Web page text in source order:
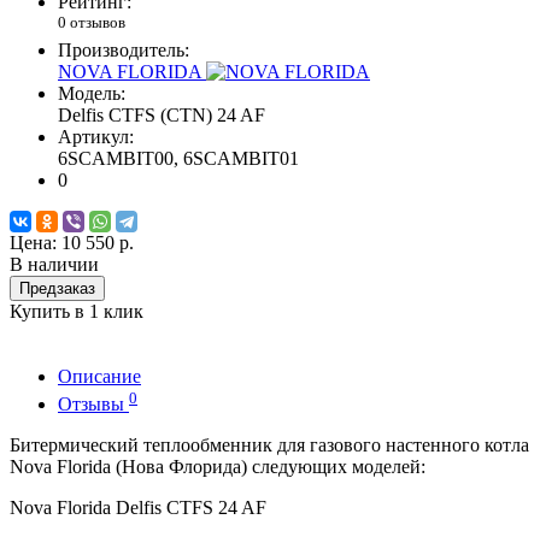
0 отзывов
Производитель:
NOVA FLORIDA
Модель:
Delfis CTFS (CTN) 24 AF
Артикул:
6SCAMBIT00, 6SCAMBIT01
0
Цена: 10 550 р.
В наличии
Предзаказ
Купить в 1 клик
Описание
Отзывы 0
Битермический теплообменник для газового настенного котла
Nova Florida (Нова Флорида) следующих моделей:
Nova Florida Delfis CTFS 24 AF